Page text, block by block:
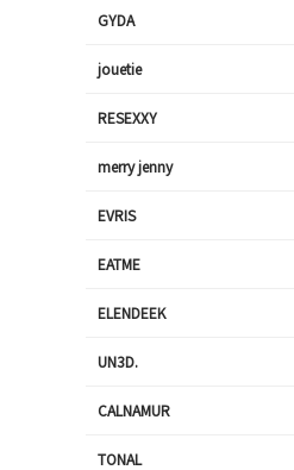
GYDA
jouetie
RESEXXY
merry jenny
EVRIS
EATME
ELENDEEK
UN3D.
CALNAMUR
TONAL